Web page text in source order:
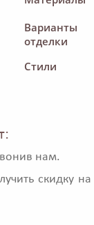
Варианты
отделки
Стили
нам.
скидку на